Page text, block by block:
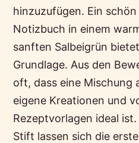
hinzuzufügen. Ein
Notizbuch in einem
sanften Salbeigrün
Grundlage. Aus den
oft, dass eine Mischung
eigene Kreationen und
Rezeptvorlagen ideal
Stift lassen sich die